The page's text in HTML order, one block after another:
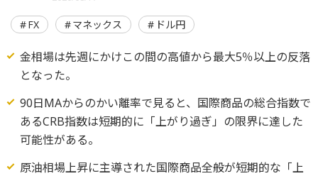
FX マネックス ドル円
金相場は先週にかけこの間の高値から最大5％以上の反落
となった。
90日MAからのかい離率で見ると、国際商品の総合指数で
あるCRB指数は短期的に「上がり過ぎ」の限界に達した
可能性がある。
原油相場上昇に主導された国際商品全般が短期的な「上